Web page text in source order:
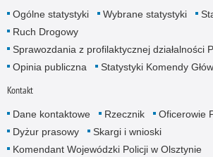
Ogólne statystyki Wybrane statystyki
Ruch Drogowy
Sprawozdania z profilaktycznej działalności
Opinia publiczna
Statystyki Komendy
Kontakt
Dane kontaktowe Rzecznik
Oficerowie
Dyżur prasowy
Skargi i wnioski
Komendant Wojewódzki Policji w Olsztynie